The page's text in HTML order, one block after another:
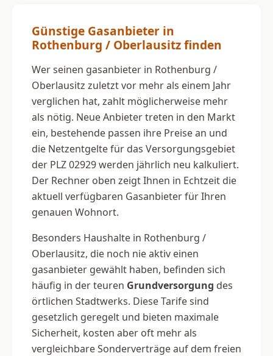
Günstige Gasanbieter in
Rothenburg / Oberlausitz finden
Wer seinen gasanbieter in Rothenburg /
Oberlausitz zuletzt vor mehr als einem Jahr
verglichen hat, zahlt möglicherweise mehr
als nötig. Neue Anbieter treten in den Markt
ein, bestehende passen ihre Preise an und
die Netzentgelte für das Versorgungsgebiet
der PLZ 02929 werden jährlich neu kalkuliert.
Der Rechner oben zeigt Ihnen in Echtzeit die
aktuell verfügbaren Gasanbieter für Ihren
genauen Wohnort.
Besonders Haushalte in Rothenburg /
Oberlausitz, die noch nie aktiv einen
gasanbieter gewählt haben, befinden sich
häufig in der teuren Grundversorgung des
örtlichen Stadtwerks. Diese Tarife sind
gesetzlich geregelt und bieten maximale
Sicherheit, kosten aber oft mehr als
vergleichbare Sonderverträge auf dem freien